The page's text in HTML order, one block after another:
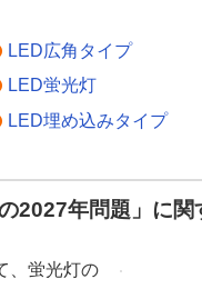
LED広角タイプ
LED蛍光灯
LED埋め込みタイプ
2027年問題」に関
、蛍光灯の